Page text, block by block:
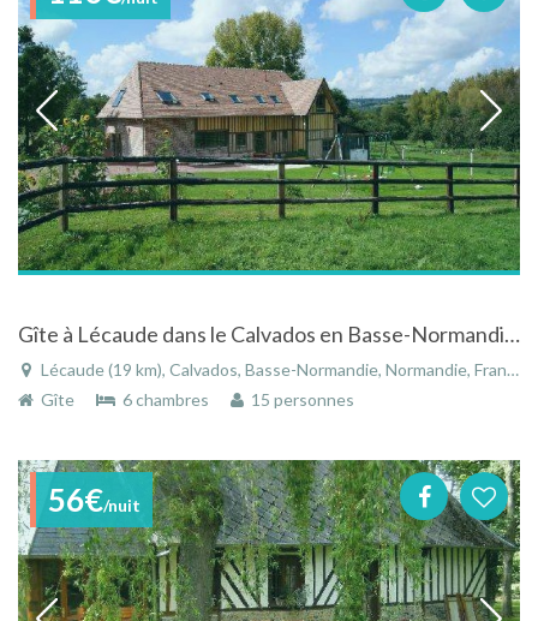
Gîte à Lécaude dans le Calvados en Basse-Normandie dans un environnement de qualité
Lécaude (19 km), Calvados, Basse-Normandie, Normandie, France
Gîte
6 chambres 15 personnes
56€/nuit